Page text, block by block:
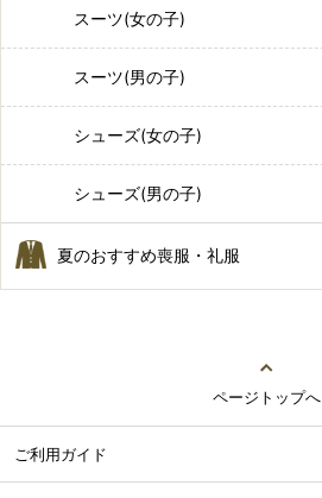
スーツ(女の子)
スーツ(男の子)
シューズ(女の子)
シューズ(男の子)
夏のおすすめ喪服・礼服
ページトップへ
ご利用ガイド